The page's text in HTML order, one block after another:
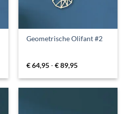
Geometrische Olifant #2
€64,95-€89,95Prijsklasse:
tot